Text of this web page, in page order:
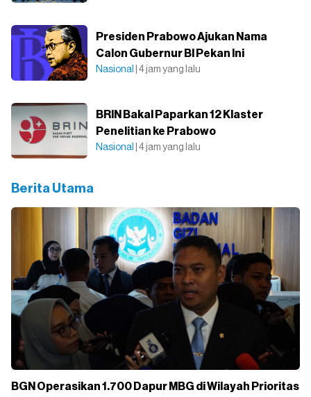
Presiden Prabowo Ajukan Nama
Calon Gubernur BI Pekan Ini
Nasional | 4 jam yang lalu
BRIN Bakal Paparkan 12 Klaster
Penelitian ke Prabowo
Nasional | 4 jam yang lalu
Berita Utama
BGN Operasikan 1.700 Dapur MBG di Wilayah Prioritas